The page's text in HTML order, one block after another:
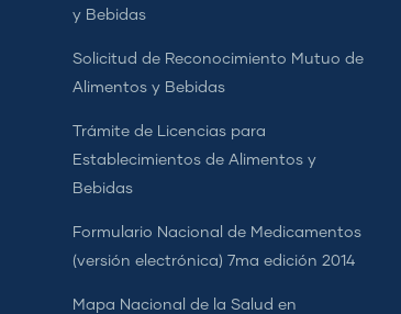
y Bebidas
Solicitud de Reconocimiento Mutuo de
Alimentos y Bebidas
Trámite de Licencias para
Establecimientos de Alimentos y
Bebidas
Formulario Nacional de Medicamentos
(versión electrónica) 7ma edición 2014
Mapa Nacional de la Salud en